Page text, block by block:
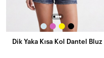
Dik Yaka Kısa Kol Dantel Bluz